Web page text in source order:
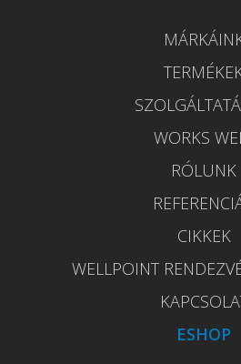
WORKS
RÓLUNK
CIKKEK
WELLPOINT
ESHOP